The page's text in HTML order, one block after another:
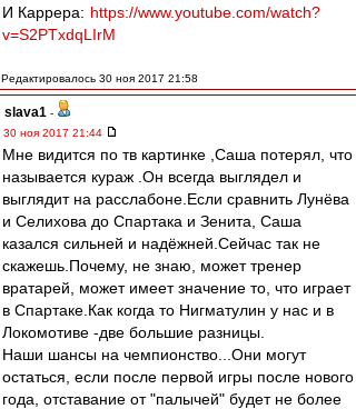
И Каррера: https://www.youtube.com/watch?
v=S2PTxdqLIrM
Редактировалось 30 ноя 2017 21:58
slava1 -
30 ноя 2017 21:44
Мне видится по тв картинке ,Саша потерял, что
называется кураж .Он всегда выглядел и
выглядит на расслабоне.Если сравнить Лунёва
и Селихова до Спартака и Зенита, Саша
казался сильней и надёжней.Сейчас так не
скажешь.Почему, не знаю, может тренер
вратарей, может имеет значение то, что играет
в Спартаке.Как когда то Нигматулин у нас и в
Локомотиве -две большие разницы.
Наши шансы на чемпионство...Они могут
остаться, если после первой игры после нового
года, отставание от "палычей" будет не более